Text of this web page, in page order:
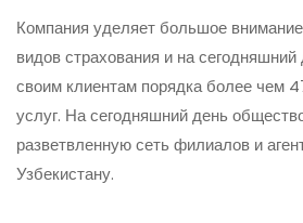
Компания уделяет большое
видов страхования и на сегодняшний
своим клиентам порядка более чем
услуг. На сегодняшний день
разветвленную сеть филиалов и
Узбекистану.